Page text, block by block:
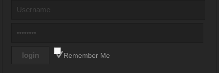
Remember Me